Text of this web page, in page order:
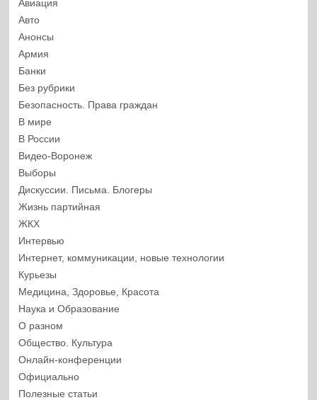
Авиация
Авто
Анонсы
Армия
Банки
Без рубрики
Безопасность. Права граждан
В мире
В России
Видео-Воронеж
Выборы
Дискуссии. Письма. Блогеры
Жизнь партийная
ЖКХ
Интервью
Интернет, коммуникации, новые технологии
Курьезы
Медицина, Здоровье, Красота
Наука и Образование
О разном
Общество. Культура
Онлайн-конференции
Официально
Полезные статьи